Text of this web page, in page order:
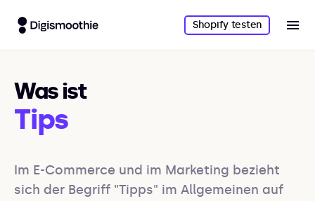
Shopify testen
Was ist
Tips
Im E-Commerce und im Marketing bezieht
sich der Begriff "Tipps" im Allgemeinen auf